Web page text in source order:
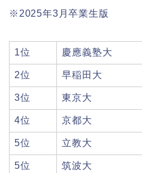
※2025年3月卒業生版
1位 慶應義塾大
2位 早稲田大
3位 東京大
4位 京都大
5位 立教大
5位 筑波大